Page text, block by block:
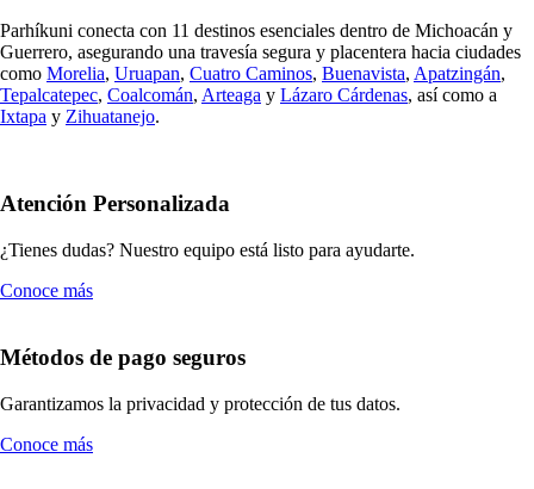
Parhíkuni conecta con 11 destinos esenciales dentro de Michoacán y
Guerrero, asegurando una travesía segura y placentera hacia ciudades
como Morelia, Uruapan, Cuatro Caminos, Buenavista, Apatzingán,
Tepalcatepec, Coalcomán, Arteaga y Lázaro Cárdenas, así como a
Ixtapa y Zihuatanejo.
Atención Personalizada
¿Tienes dudas? Nuestro equipo está listo para ayudarte.
Conoce más
Métodos de pago seguros
Garantizamos la privacidad y protección de tus datos.
Conoce más